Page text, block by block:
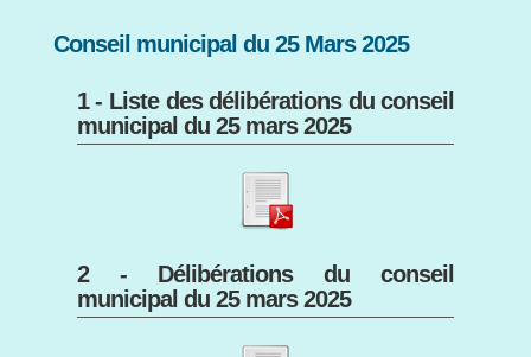
Conseil municipal du 25 Mars 2025
1 - Liste des délibérations du conseil
municipal du 25 mars 2025
2 - Délibérations du conseil
municipal du 25 mars 2025